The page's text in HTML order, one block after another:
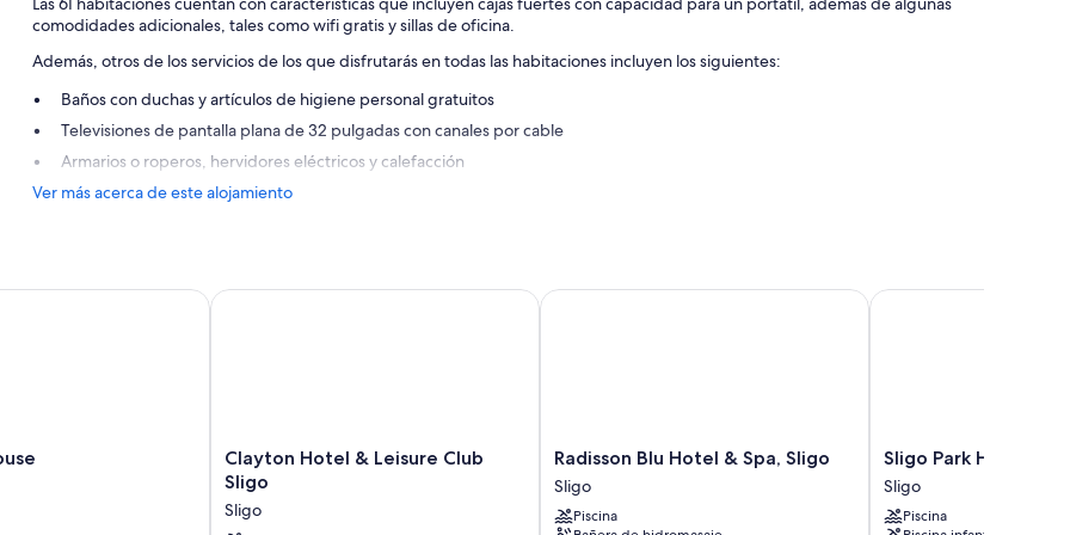
comodidades adicionales, tales como wifi gratis y sillas de oficina.
Además, otros de los servicios de los que disfrutarás en todas las habitaciones incluyen los siguientes:
Baños con duchas y artículos de higiene personal gratuitos
Televisiones de pantalla plana de 32 pulgadas con canales por cable
Armarios o roperos, hervidores eléctricos y calefacción
Ver más acerca de este alojamiento
Clayton
Hotel
Leisure
Clayton Hotel & Leisure Club
Sligo
Sligo
Clayton Hotel & Leisure Club Sligo
Radisson
Blu
Hotel
&
Radisson Blu Hotel & Spa, Sligo
Sligo
Piscina
Radisson Blu Hotel & Spa, Sligo
Sligo
Park
Hotel
&
Sligo Park Hotel &
Sligo
Piscina
Sligo Park Hotel &